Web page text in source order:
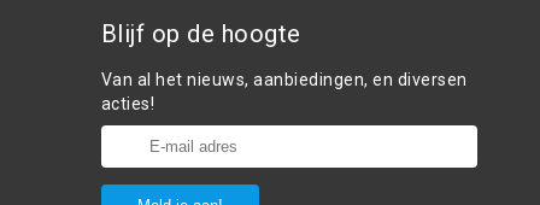
Blijf op de hoogte
Van al het nieuws, aanbiedingen, en diversen
acties!